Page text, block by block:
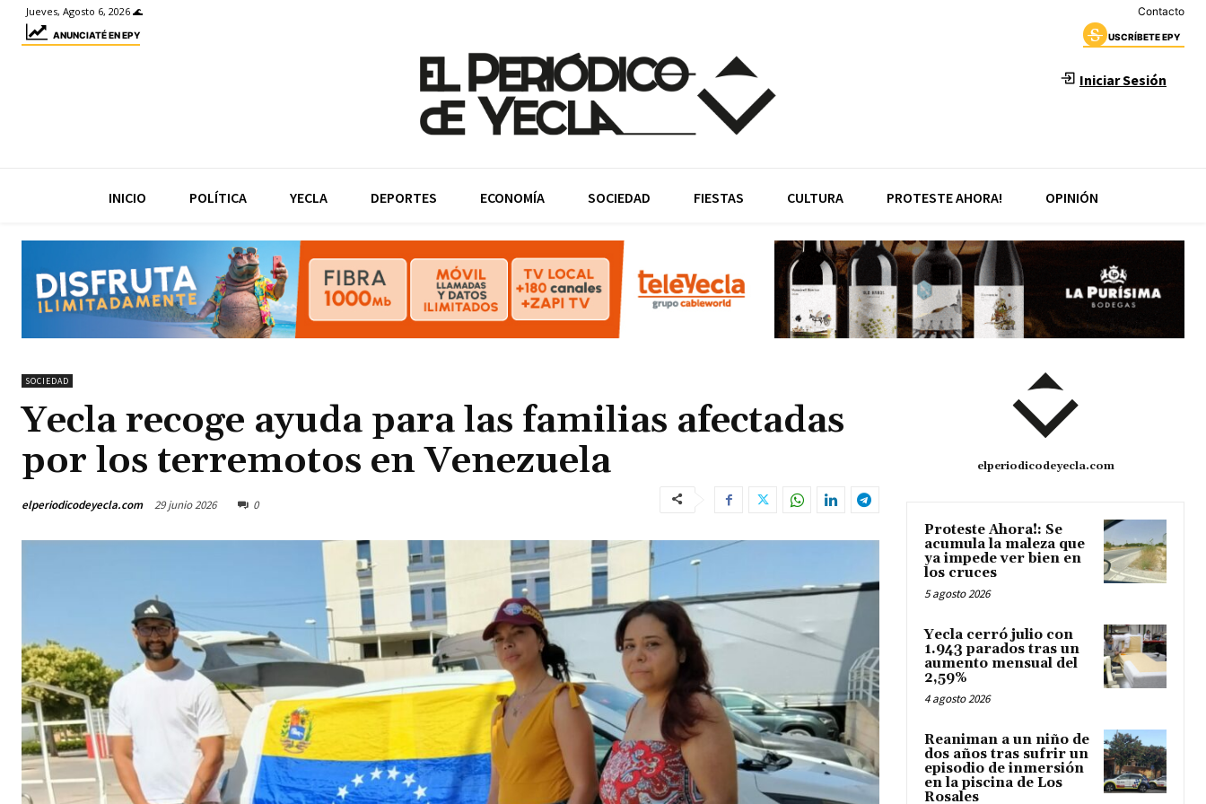
Jueves, Agosto 6, 2026 🌊 Contacto
ANUNCIATÉ EN EPY USCRÍBETE EPY
Iniciar Sesión
INICIO POLÍTICA YECLA DEPORTES ECONOMÍA SOCIEDAD FIESTAS CULTURA PROTESTE AHORA! OPINIÓN
SOCIEDAD
Yecla recoge ayuda para las familias afectadas
por los terremotos en Venezuela
elperiodicodeyecla.com 29 junio 2026 0
elperiodicodeyecla.com
Proteste Ahora!: Se
acumula la maleza que
ya impede ver bien en
los cruces
5 agosto 2026
Yecla cerró julio con
1.943 parados tras un
aumento mensual del
2,59%
4 agosto 2026
Reaniman a un niño de
dos años tras sufrir un
episodio de inmersión
en la piscina de Los
Rosales